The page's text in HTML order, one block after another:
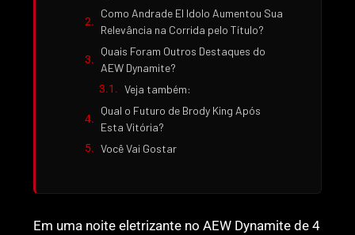
Como Andrade El Idolo Aumentou Sua
Relevância na Corrida pelo Título?
Quais Foram Outros Destaques do
AEW Dynamite?
Veja também:
Qual o Futuro de Brody King Após
Esta Vitória?
Você Vai Gostar
Em uma noite eletrizante no AEW Dynamite de 4